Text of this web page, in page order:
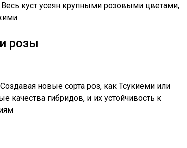
куст усеян крупными розовыми цветами,
розы
новые сорта роз, как Тсукиеми или
качества гибридов, и их устойчивость к